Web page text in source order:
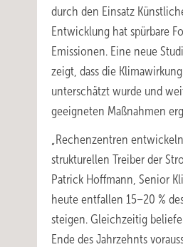
durch den Einsatz
Entwicklung hat spürbare
Emissionen. Eine neue
zeigt, dass die
unterschätzt wurde und
geeigneten Maßnahmen
„Rechenzentren
strukturellen Treiber der
Patrick Hoffmann, Senior
heute entfallen 15–20 %
steigen. Gleichzeitig
Ende des Jahrzehnts